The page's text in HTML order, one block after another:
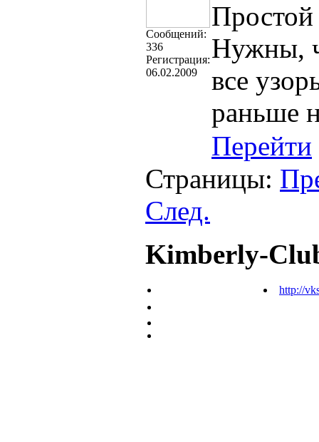
Cообщений:
336
Регистрация:
06.02.2009
Простой
Нужны,
все
раньше
Перейти
Страницы:
След.
Kimberly-
http://